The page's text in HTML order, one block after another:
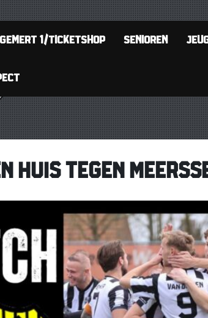
GEMERT 1/TICKETSHOP SENIOREN
HUIS TEGEN